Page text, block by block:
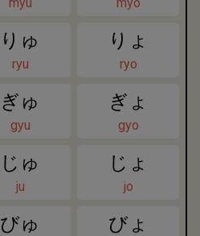
りゅ
ryu
りょ
ryo
ぎゅ
gyu
ぎょ
gyo
じゅ
ju
じょ
jo
びゅ びょ